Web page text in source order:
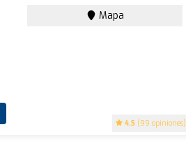
4.5 (99 opiniones)
Mapa